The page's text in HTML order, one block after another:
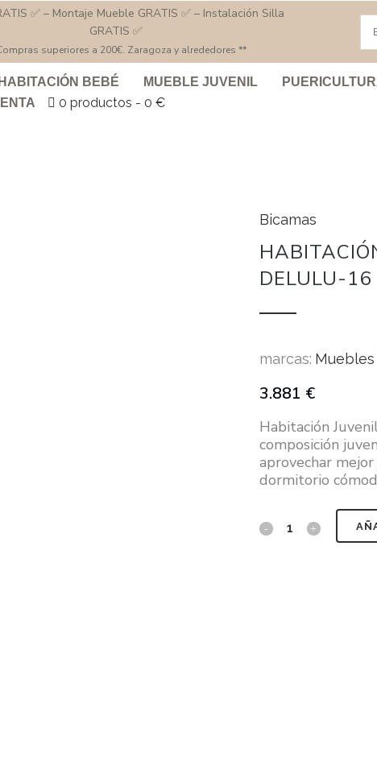
✅ – Montaje Mueble GRATIS ✅ – Instalación Silla
GRATIS ✅
superiores a 200€. Zaragoza y alrededores **
HABITACIÓN BEBÉ MUEBLE JUVENIL
0 productos 0 €
Bicamas
DELULU-16
marcas: Muebles
3.881 €
Habitación
composición
aprovechar
dormitorio